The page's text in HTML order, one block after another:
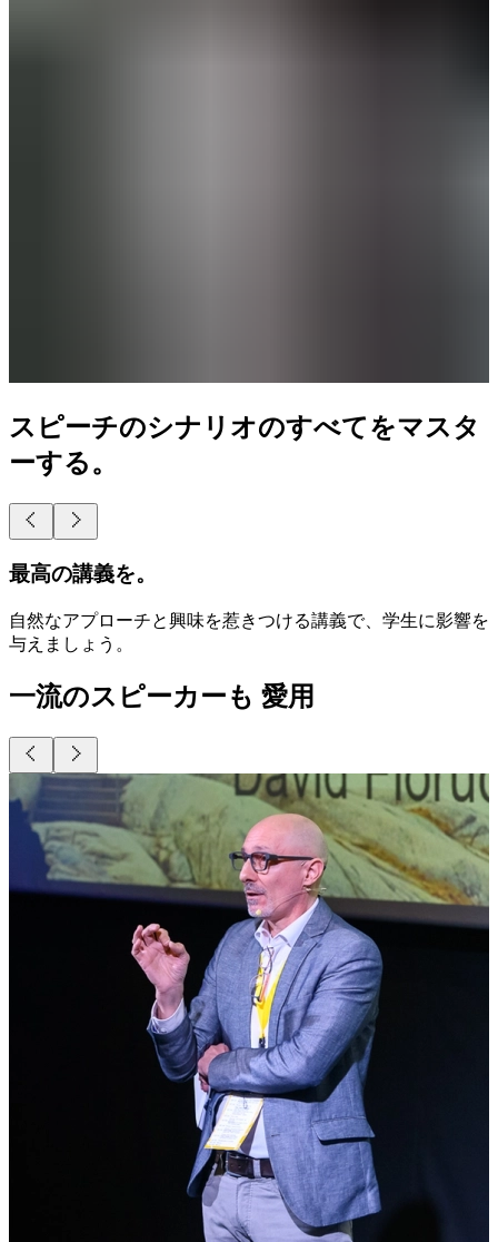
スピーチのシナリオのすべてをマスタ
ーする。
最高の講義を。
自然なアプローチと興味を惹きつける講義で、学生に影響を
与えましょう。
一流のスピーカーも 愛用